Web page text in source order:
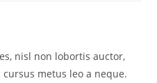
nisl non lobortis auctor,
metus leo a neque.